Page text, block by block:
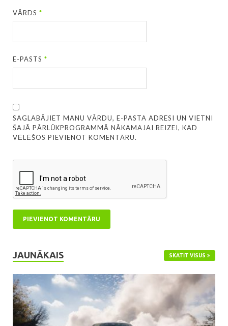
VĀRDS*
E-PASTS*
SAGLABĀJIET MANU VĀRDU, E-PASTA ADRESI UN VIETNI
ŠAJĀ PĀRLŪKPROGRAMMĀ NĀKAMAJAI REIZEI, KAD
VĒLĒŠOS PIEVIENOT KOMENTĀRU.
JAUNĀKAIS SKATĪT VISUS